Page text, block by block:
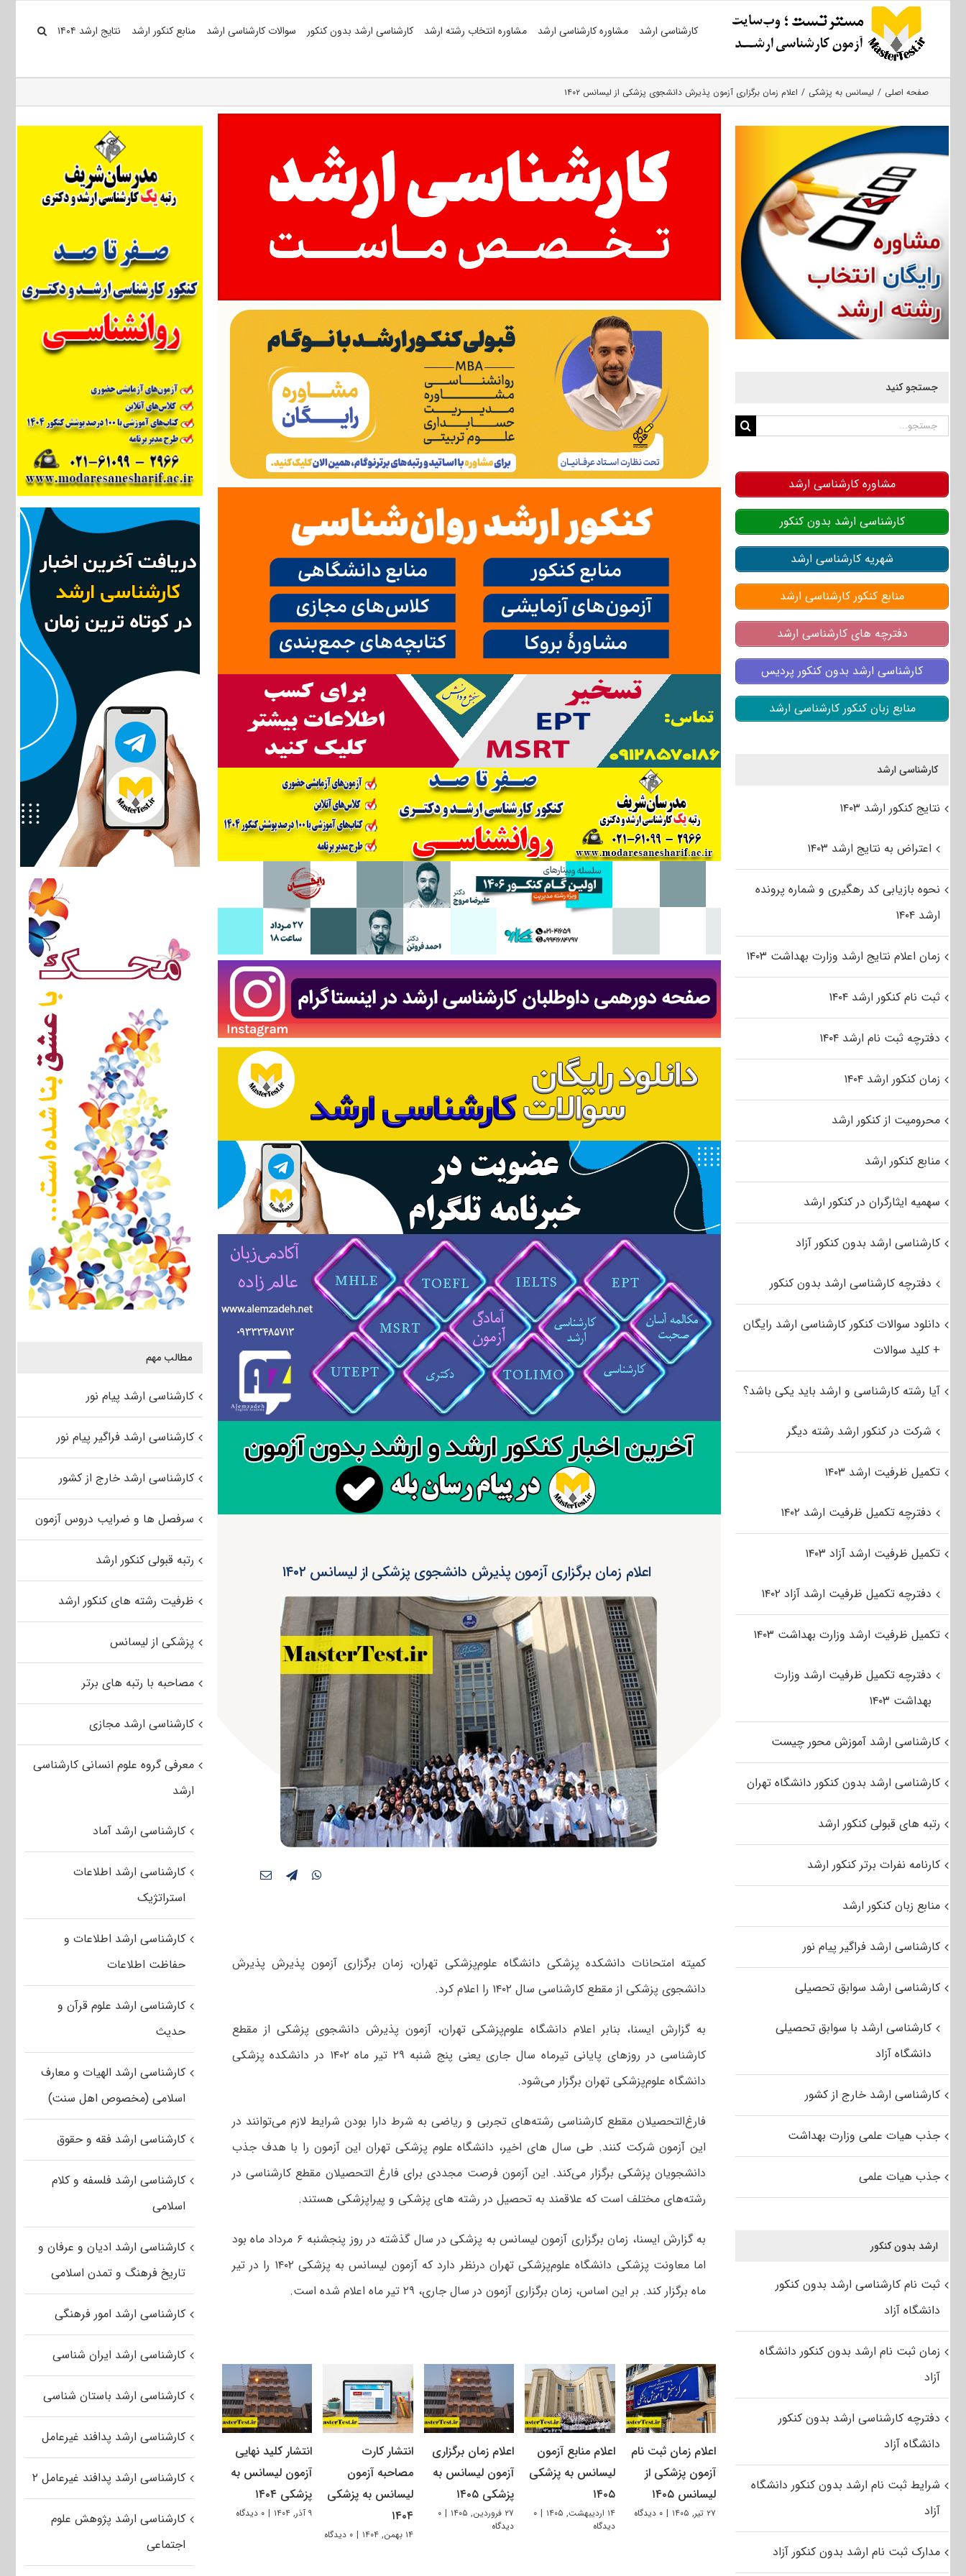
کارشناسی ارشد مشاوره کارشناسی ارشد مشاوره انتخاب رشته ارشد کارشناسی ارشد بدون کنکور سوالات کارشناسی ارشد منابع کنکور ارشد نتایج ارشد ۱۴۰۴
صفحه اصلی لیسانس به پزشکی اعلام زمان برگزاری آزمون پذیرش دانشجوی پزشکی از لیسانس ۱۴۰۲
اعلام زمان برگزاری آزمون پذیرش دانشجوی پزشکی از لیسانس ۱۴۰۲
کمیته امتحانات دانشکده پزشکی دانشگاه علوم‌پزشکی تهران، زمان برگزاری آزمون پذیرش پذیرش
دانشجوی پزشکی از مقطع کارشناسی سال ۱۴۰۲ را اعلام کرد.
به گزارش ایسنا، بنابر اعلام دانشگاه علوم‌پزشکی تهران، آزمون پذیرش دانشجوی پزشکی از مقطع
کارشناسی در روزهای پایانی تیرماه سال جاری یعنی پنج شنبه ۲۹ تیر ماه ۱۴۰۲ در دانشکده پزشکی
دانشگاه علوم‌پزشکی تهران برگزار می‌شود.
فارغ‌التحصیلان مقطع کارشناسی رشته‌های تجربی و ریاضی به شرط دارا بودن شرایط لازم می‌توانند در
این آزمون شرکت کنند. طی سال های اخیر، دانشگاه علوم پزشکی تهران این آزمون را با هدف جذب
دانشجویان پزشکی برگزار می‌کند. این آزمون فرصت مجددی برای فارغ التحصیلان مقطع کارشناسی در
رشته‌های مختلف است که علاقمند به تحصیل در رشته های پزشکی و پیراپزشکی هستند.
به گزارش ایسنا، زمان برگزاری آزمون لیسانس به پزشکی در سال گذشته در روز پنجشنبه ۶ مرداد ماه بود
اما معاونت پزشکی دانشگاه علوم‌پزشکی تهران درنظر دارد که آزمون لیسانس به پزشکی ۱۴۰۲ را در تیر
ماه برگزار کند. بر این اساس، زمان برگزاری آزمون در سال جاری، ۲۹ تیر ماه اعلام شده است.
اعلام زمان ثبت نام
آزمون پزشکی از
لیسانس ۱۴۰۵
۲۷ تیر, ۱۴۰۵ | ۰ دیدگاه
اعلام منابع آزمون
لیسانس به پزشکی
۱۴۰۵
۱۴ اردیبهشت, ۱۴۰۵ | ۰
دیدگاه
اعلام زمان برگزاری
آزمون لیسانس به
پزشکی ۱۴۰۵
۲۷ فروردین, ۱۴۰۵ | ۰
دیدگاه
انتشار کارت
مصاحبه آزمون
لیسانس به پزشکی
۱۴۰۴
۱۴ بهمن, ۱۴۰۴ | ۰ دیدگاه
انتشار کلید نهایی
آزمون لیسانس به
پزشکی ۱۴۰۴
۹ آذر, ۱۴۰۴ | ۰ دیدگاه
مطالب مهم
کارشناسی ارشد پیام نور
کارشناسی ارشد فراگیر پیام نور
کارشناسی ارشد خارج از کشور
سرفصل ها و ضرایب دروس آزمون
رتبه قبولی کنکور ارشد
ظرفیت رشته های کنکور ارشد
پزشکی از لیسانس
مصاحبه با رتبه های برتر
کارشناسی ارشد مجازی
معرفی گروه علوم انسانی کارشناسی
ارشد
کارشناسی ارشد آماد
کارشناسی ارشد اطلاعات
استراتژیک
کارشناسی ارشد اطلاعات و
حفاظت اطلاعات
کارشناسی ارشد علوم قرآن و
حدیث
کارشناسی ارشد الهیات و معارف
اسلامی (مخصوص اهل سنت)
کارشناسی ارشد فقه و حقوق
کارشناسی ارشد فلسفه و کلام
اسلامی
کارشناسی ارشد ادیان و عرفان و
تاریخ فرهنگ و تمدن اسلامی
کارشناسی ارشد امور فرهنگی
کارشناسی ارشد ایران شناسی
کارشناسی ارشد باستان شناسی
کارشناسی ارشد پدافند غیرعامل
کارشناسی ارشد پدافند غیرعامل ۲
کارشناسی ارشد پژوهش علوم
اجتماعی
جستجو کنید
جستجو
مشاوره کارشناسی ارشد
کارشناسی ارشد بدون کنکور
شهریه کارشناسی ارشد
منابع کنکور کارشناسی ارشد
دفترچه های کارشناسی ارشد
کارشناسی ارشد بدون کنکور پردیس
منابع زبان کنکور کارشناسی ارشد
کارشناسی ارشد
نتایج کنکور ارشد ۱۴۰۳
اعتراض به نتایج ارشد ۱۴۰۳
نحوه بازیابی کد رهگیری و شماره پرونده
ارشد ۱۴۰۴
زمان اعلام نتایج ارشد وزارت بهداشت ۱۴۰۳
ثبت نام کنکور ارشد ۱۴۰۴
دفترچه ثبت نام ارشد ۱۴۰۴
زمان کنکور ارشد ۱۴۰۴
محرومیت از کنکور ارشد
منابع کنکور ارشد
سهمیه ایثارگران در کنکور ارشد
کارشناسی ارشد بدون کنکور آزاد
دفترچه کارشناسی ارشد بدون کنکور
دانلود سوالات کنکور کارشناسی ارشد رایگان
+ کلید سوالات
آیا رشته کارشناسی و ارشد باید یکی باشد؟
شرکت در کنکور ارشد رشته دیگر
تکمیل ظرفیت ارشد ۱۴۰۳
دفترچه تکمیل ظرفیت ارشد ۱۴۰۲
تکمیل ظرفیت ارشد آزاد ۱۴۰۳
دفترچه تکمیل ظرفیت ارشد آزاد ۱۴۰۲
تکمیل ظرفیت ارشد وزارت بهداشت ۱۴۰۳
دفترچه تکمیل ظرفیت ارشد وزارت
بهداشت ۱۴۰۳
کارشناسی ارشد آموزش محور چیست
کارشناسی ارشد بدون کنکور دانشگاه تهران
رتبه های قبولی کنکور ارشد
کارنامه نفرات برتر کنکور ارشد
منابع زبان کنکور ارشد
کارشناسی ارشد فراگیر پیام نور
کارشناسی ارشد سوابق تحصیلی
کارشناسی ارشد با سوابق تحصیلی
دانشگاه آزاد
کارشناسی ارشد خارج از کشور
جذب هیات علمی وزارت بهداشت
جذب هیات علمی
ارشد بدون کنکور
ثبت نام کارشناسی ارشد بدون کنکور
دانشگاه آزاد
زمان ثبت نام ارشد بدون کنکور دانشگاه
آزاد
دفترچه کارشناسی ارشد بدون کنکور
دانشگاه آزاد
شرایط ثبت نام ارشد بدون کنکور دانشگاه
آزاد
مدارک ثبت نام ارشد بدون کنکور آزاد